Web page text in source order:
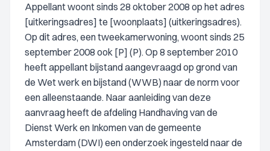
Appellant woont sinds 28 oktober 2008 op het adres
[uitkeringsadres] te [woonplaats] (uitkeringsadres).
Op dit adres, een tweekamerwoning, woont sinds 25
september 2008 ook [P] (P). Op 8 september 2010
heeft appellant bijstand aangevraagd op grond van
de Wet werk en bijstand (WWB) naar de norm voor
een alleenstaande. Naar aanleiding van deze
aanvraag heeft de afdeling Handhaving van de
Dienst Werk en Inkomen van de gemeente
Amsterdam (DWI) een onderzoek ingesteld naar de